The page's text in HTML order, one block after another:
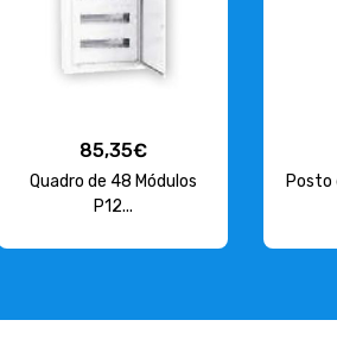
85,35€
Quadro de 48 Módulos
P12...
Posto